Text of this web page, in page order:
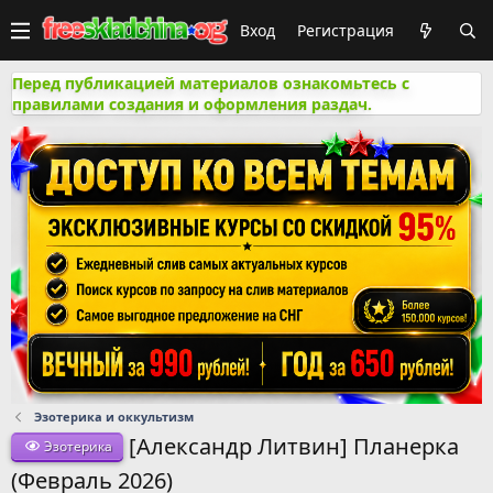
Вход Регистрация
Перед публикацией материалов ознакомьтесь с
правилами создания и оформления раздач.
Эзотерика и оккультизм
Эзотерика
[Александр Литвин] Планерка
(Февраль 2026)